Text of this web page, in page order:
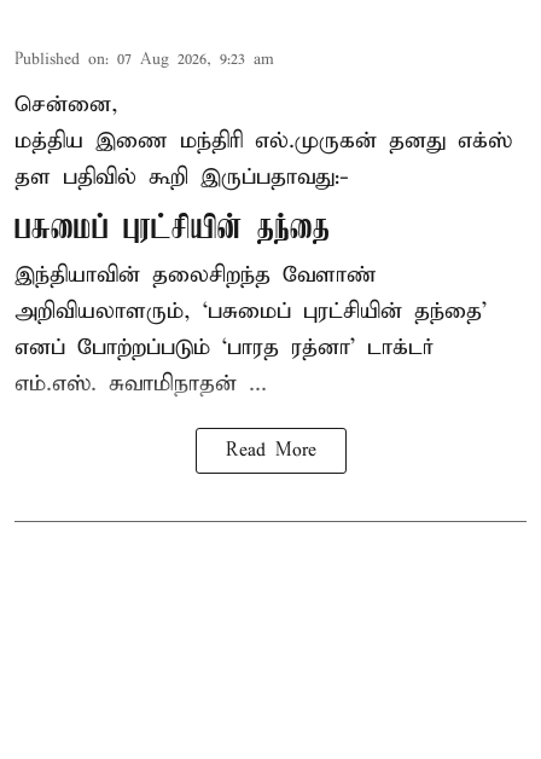
Published on: 07 Aug 2026, 9:23 am
சென்னை,
மத்திய இணை மந்திரி எல்.முருகன் தனது எக்ஸ்
தள பதிவில் கூறி இருப்பதாவது:-
பசுமைப் புரட்சியின் தந்தை
இந்தியாவின் தலைசிறந்த வேளாண்
அறிவியலாளரும், ‘பசுமைப் புரட்சியின் தந்தை’
எனப் போற்றப்படும் ‘பாரத ரத்னா’ டாக்டர்
எம்.எஸ். சுவாமிநாதன் ...
Read More